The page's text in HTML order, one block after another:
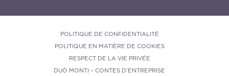
POLITIQUE DE CONFIDENTIALITÉ
POLITIQUE EN MATIÈRE DE COOKIES
RESPECT DE LA VIE PRIVÉE
DUÒ MONTI – CONTES D’ENTREPRISE